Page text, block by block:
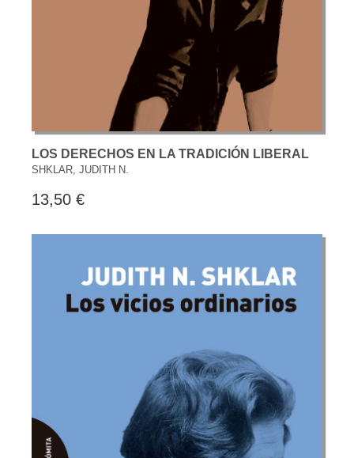
LOS DERECHOS EN LA TRADICIÓN LIBERAL
SHKLAR, JUDITH N.
13,50 €